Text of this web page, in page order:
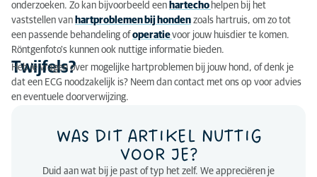
onderzoeken. Zo kan bijvoorbeeld een hartecho helpen bij het
vaststellen van hartproblemen bij honden zoals hartruis, om zo tot
een passende behandeling ofoperatievoor jouw huisdier te komen.
Röntgenfoto's kunnen ook nuttige informatie bieden.
Twijfels?
Heb je vragen over mogelijke hartproblemen bij jouw hond, of denk je
dat een ECG noodzakelijk is? Neem dan contact met ons op voor advies
en eventuele doorverwijzing.
WAS DIT ARTIKEL NUTTIG
VOOR JE?
Duid aan wat bij je past of typ het zelf. We appreciëren je